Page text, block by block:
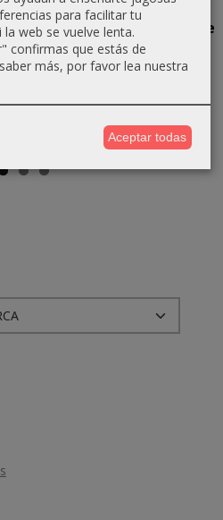
Vampiras.
Antología
de relatos
26,13 €
Grimscribe:
obras
para facilitar tu
web se vuelve lenta.
confirmas que estás de
más, por favor lea nuestra
Aceptar todas